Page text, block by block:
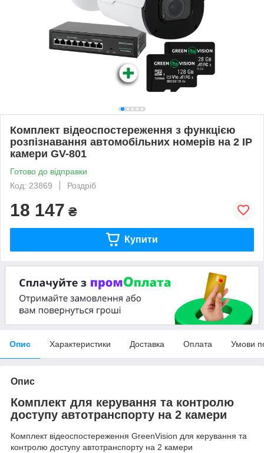
Комплект відеоспостереження з функцією
розпізнавання автомобільних номерів на 2 IP
камери GV-801
Готово до відправки
Код: 23869
Роздріб
18 147 ₴
Купити
Опис Характеристики Доставка Оплата Умови
Опис
Комплект для керування та контролю
доступу автотранспорту на 2 камери
Комплект відеоспостереження GreenVision для керування та
контролю доступу автотранспорту на 2 камери